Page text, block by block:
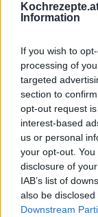
Information
If you wish to
processing of
targeted
section to
opt-out request
interest-based
us or personal
your opt-out.
disclosure of
IAB’s list of
also be
Downstream
Leicht